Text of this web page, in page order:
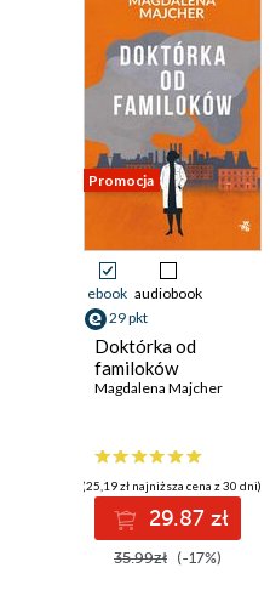
Promocja
ebook audiobook
29 pkt
Doktórka od
familoków
Magdalena Majcher
(25,19 zł najniższa cena z 30 dni)
29.87 zł
35.99zł (-17%)